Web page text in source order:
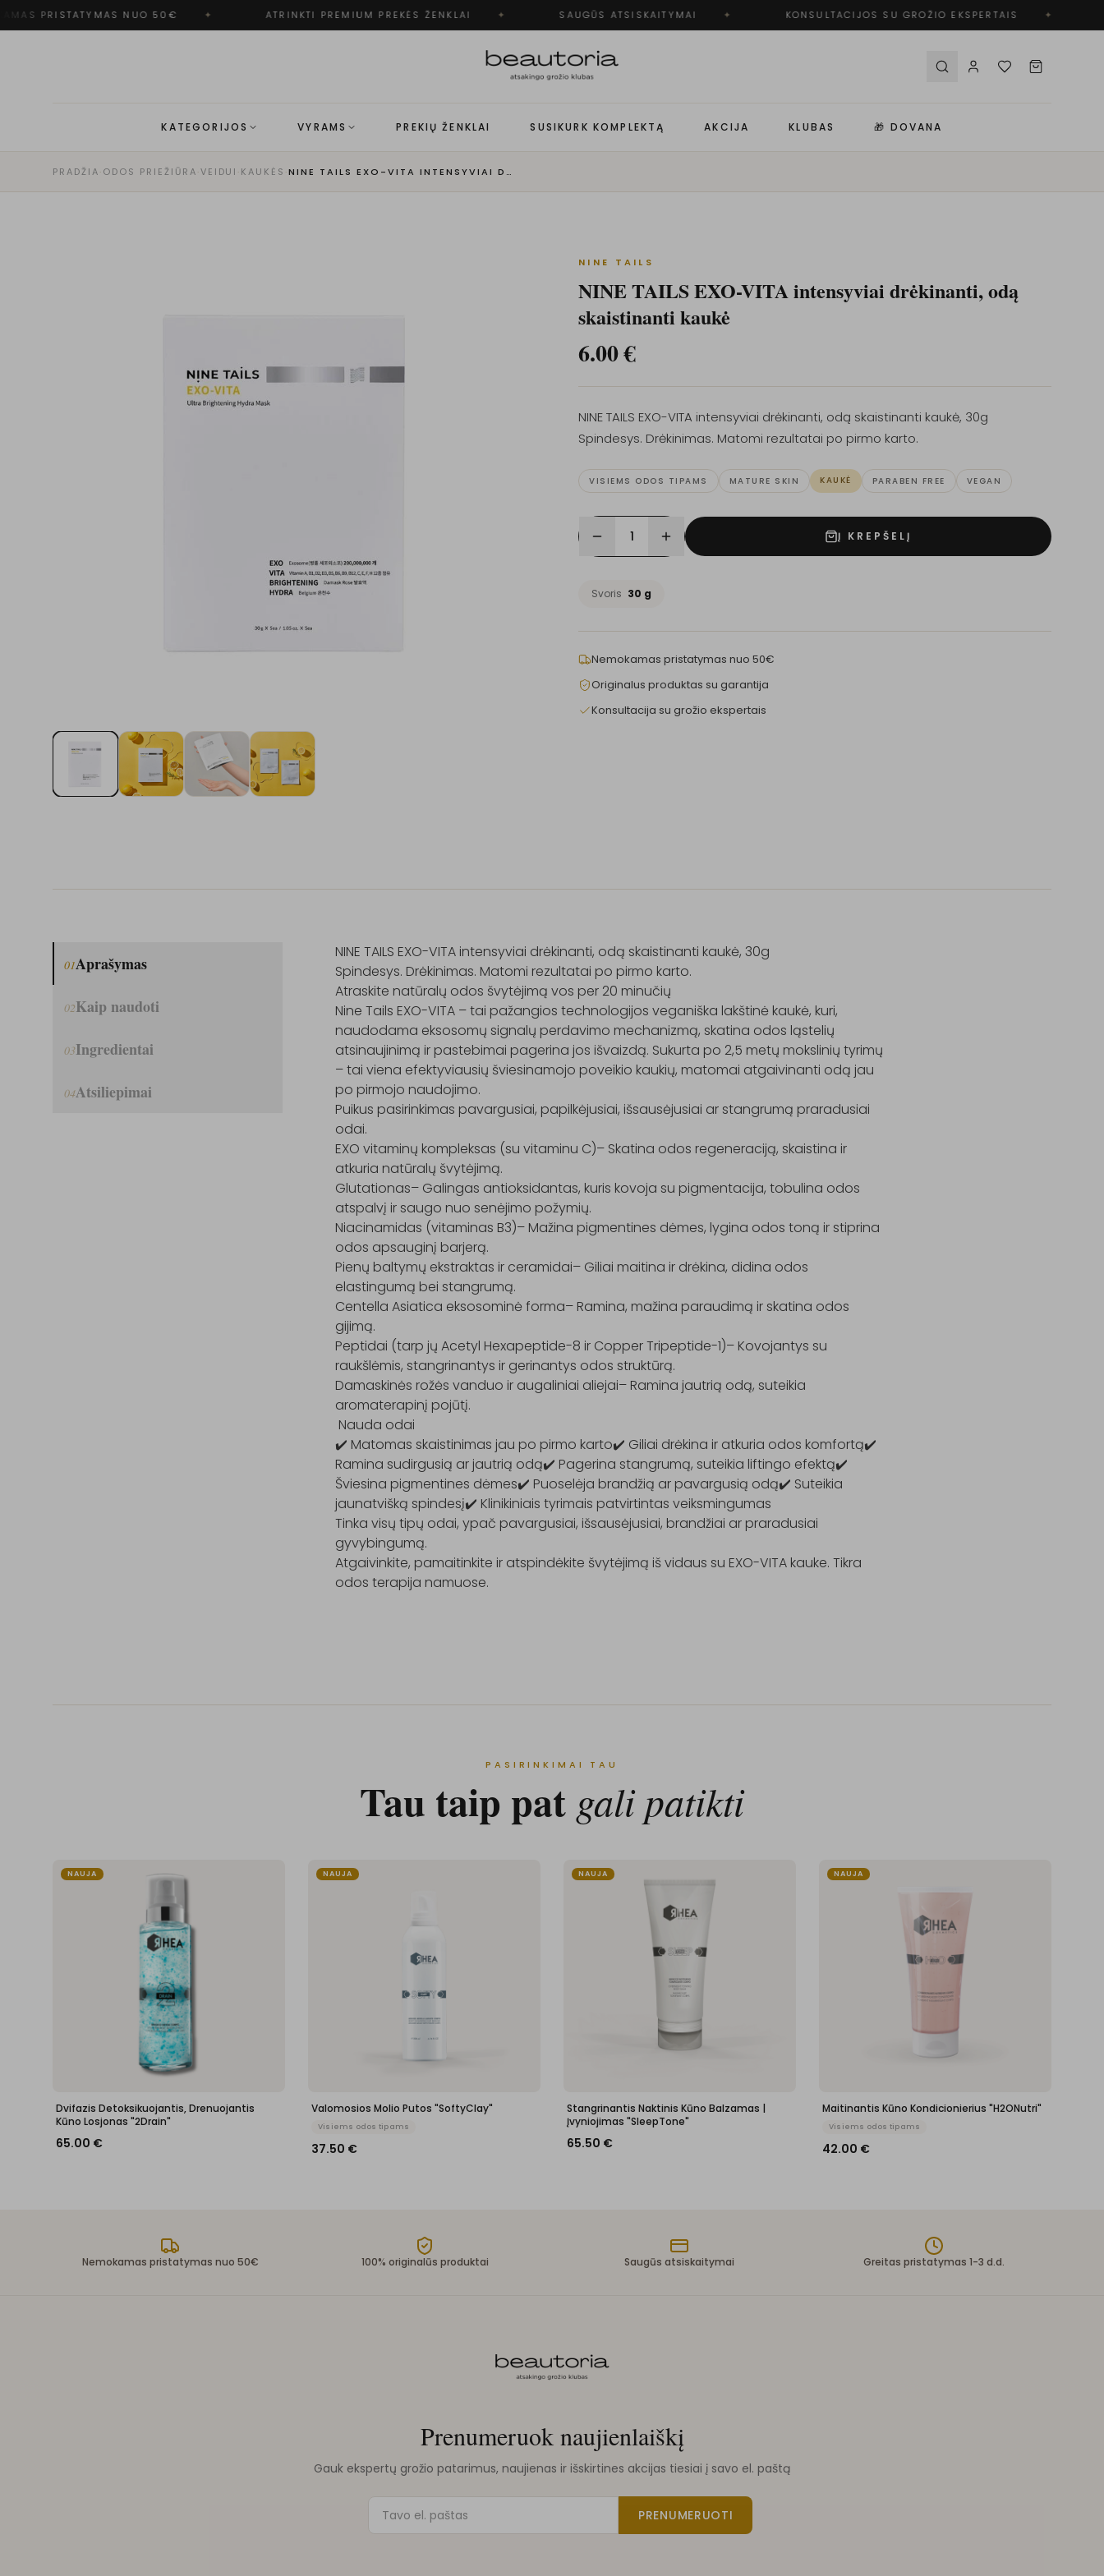
PRISTATYMAS NUO 50€ ATRINKTI PREMIUM PREKĖS ŽENKLAI SAUGŪS ATSISKAITYMAI KONSULTACIJOS SU GROŽIO EKSPERTAIS
KATEGORIJOS VYRAMS PREKIŲ ŽENKLAI SUSIKURK KOMPLEKTĄ AKCIJA KLUBAS 🎁 DOVANA
PRADŽIA·ODOS PRIEŽIŪRA·VEIDUI ·KAUKĖS · NINE TAILS EXO-VITA INTENSYVIAI DRĖKINANTI, ODĄ SKAISTINANTI KAUKĖ
NINE TAILS
NINE TAILS EXO-VITA intensyviai drėkinanti, odą
skaistinanti kaukė
6.00€
NINE TAILS EXO-VITA intensyviai drėkinanti, odą skaistinanti kaukė, 30g
Spindesys. Drėkinimas. Matomi rezultatai po pirmo karto.
VISIEMS ODOS TIPAMS MATURE SKIN KAUKĖ PARABEN FREE VEGAN
1 Į KREPŠELĮ
Svoris 30 g
Nemokamas pristatymas nuo 50€
Originalus produktas su garantija
Konsultacija su grožio ekspertais
01Aprašymas
02Kaip naudoti
03Ingredientai
04Atsiliepimai
NINE TAILS EXO-VITA intensyviai drėkinanti, odą skaistinanti kaukė, 30g
Spindesys. Drėkinimas. Matomi rezultatai po pirmo karto.
Atraskite natūralų odos švytėjimą vos per 20 minučių
Nine Tails EXO-VITA – tai pažangios technologijos veganiška lakštinė kaukė, kuri,
naudodama eksosomų signalų perdavimo mechanizmą, skatina odos ląstelių
atsinaujinimą ir pastebimai pagerina jos išvaizdą. Sukurta po 2,5 metų mokslinių tyrimų
– tai viena efektyviausių šviesinamojo poveikio kaukių, matomai atgaivinanti odą jau
po pirmojo naudojimo.
Puikus pasirinkimas pavargusiai, papilkėjusiai, išsausėjusiai ar stangrumą praradusiai
odai.
EXO vitaminų kompleksas (su vitaminu C)– Skatina odos regeneraciją, skaistina ir
atkuria natūralų švytėjimą.
Glutationas– Galingas antioksidantas, kuris kovoja su pigmentacija, tobulina odos
atspalvį ir saugo nuo senėjimo požymių.
Niacinamidas (vitaminas B3)– Mažina pigmentines dėmes, lygina odos toną ir stiprina
odos apsauginį barjerą.
Pienų baltymų ekstraktas ir ceramidai– Giliai maitina ir drėkina, didina odos
elastingumą bei stangrumą.
Centella Asiatica eksosominė forma– Ramina, mažina paraudimą ir skatina odos
gijimą.
Peptidai (tarp jų Acetyl Hexapeptide-8 ir Copper Tripeptide-1)– Kovojantys su
raukšlėmis, stangrinantys ir gerinantys odos struktūrą.
Damaskinės rožės vanduo ir augaliniai aliejai– Ramina jautrią odą, suteikia
aromaterapinį pojūtį.
Nauda odai
✔️ Matomas skaistinimas jau po pirmo karto✔️ Giliai drėkina ir atkuria odos komfortą✔️
Ramina sudirgusią ar jautrią odą✔️ Pagerina stangrumą, suteikia liftingo efektą✔️
Šviesina pigmentines dėmes✔️ Puoselėja brandžią ar pavargusią odą✔️ Suteikia
jaunatvišką spindesį✔️ Klinikiniais tyrimais patvirtintas veiksmingumas
Tinka visų tipų odai, ypač pavargusiai, išsausėjusiai, brandžiai ar praradusiai
gyvybingumą.
Atgaivinkite, pamaitinkite ir atspindėkite švytėjimą iš vidaus su EXO-VITA kauke. Tikra
odos terapija namuose.
PASIRINKIMAI TAU
Tau taip pat gali patikti
NAUJA
Dvifazis Detoksikuojantis, Drenuojantis
Kūno Losjonas "2Drain"
65.00 €
NAUJA
Valomosios Molio Putos "SoftyClay"
Visiems odos tipams
37.50 €
NAUJA
Stangrinantis Naktinis Kūno Balzamas |
Įvyniojimas "SleepTone"
65.50 €
NAUJA
Maitinantis Kūno Kondicionierius "H2ONutri"
Visiems odos tipams
42.00 €
Nemokamas pristatymas nuo 50€ 100% originalūs produktai Saugūs atsiskaitymai Greitas pristatymas 1-3 d.d.
Prenumeruok naujienlaiškį
Gauk ekspertų grožio patarimus, naujienas ir išskirtines akcijas tiesiai į savo el. paštą
PRENUMERUOTI